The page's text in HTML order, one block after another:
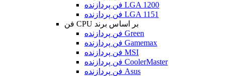
فن پردازنده LGA 1200
فن پردازنده LGA 1151
فن CPU بر اساس برند
فن پردازنده Green
فن پردازنده Gamemax
فن پردازنده MSI
فن پردازنده CoolerMaster
فن پردازنده Asus